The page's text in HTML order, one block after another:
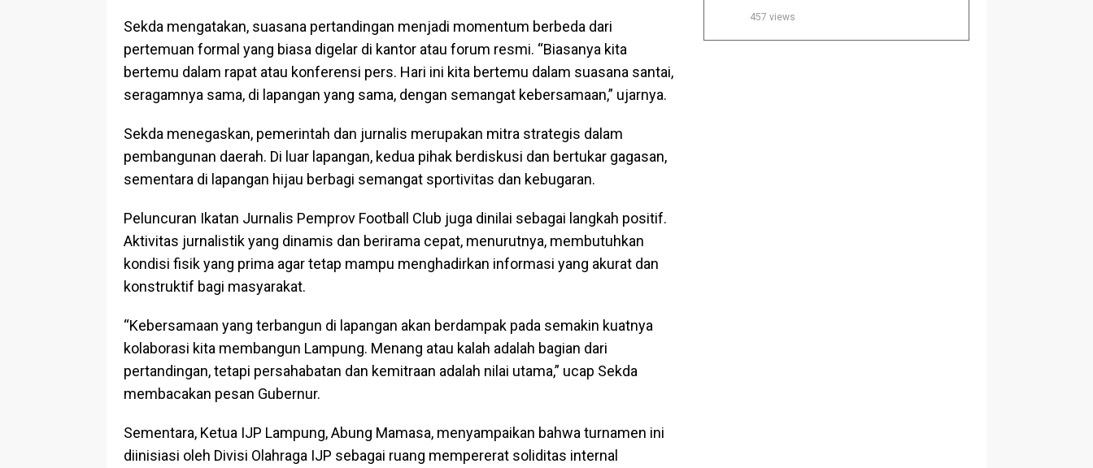
Sekda mengatakan, suasana pertandingan menjadi momentum berbeda dari
pertemuan formal yang biasa digelar di kantor atau forum resmi. “Biasanya kita
bertemu dalam rapat atau konferensi pers. Hari ini kita bertemu dalam suasana santai,
seragamnya sama, di lapangan yang sama, dengan semangat kebersamaan,” ujarnya.
Sekda menegaskan, pemerintah dan jurnalis merupakan mitra strategis dalam
pembangunan daerah. Di luar lapangan, kedua pihak berdiskusi dan bertukar gagasan,
sementara di lapangan hijau berbagi semangat sportivitas dan kebugaran.
Peluncuran Ikatan Jurnalis Pemprov Football Club juga dinilai sebagai langkah positif.
Aktivitas jurnalistik yang dinamis dan berirama cepat, menurutnya, membutuhkan
kondisi fisik yang prima agar tetap mampu menghadirkan informasi yang akurat dan
konstruktif bagi masyarakat.
“Kebersamaan yang terbangun di lapangan akan berdampak pada semakin kuatnya
kolaborasi kita membangun Lampung. Menang atau kalah adalah bagian dari
pertandingan, tetapi persahabatan dan kemitraan adalah nilai utama,” ucap Sekda
membacakan pesan Gubernur.
Sementara, Ketua IJP Lampung, Abung Mamasa, menyampaikan bahwa turnamen ini
diinisiasi oleh Divisi Olahraga IJP sebagai ruang mempererat soliditas internal
457 views